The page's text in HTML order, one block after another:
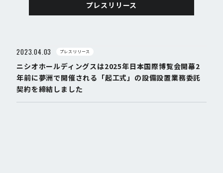
プレスリリース
ニシオホールディングスは2025年日本国際博覧会開幕2
年前に夢洲で開催される「起工式」の設備設置業務委託
契約を締結しました
2023.04.03 プレスリリース